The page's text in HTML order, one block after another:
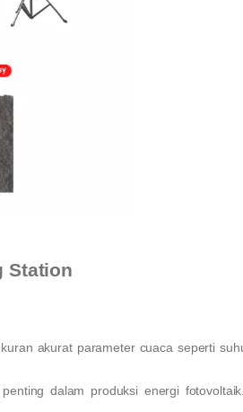
Station
akurat parameter cuaca seperti
dalam produksi energi